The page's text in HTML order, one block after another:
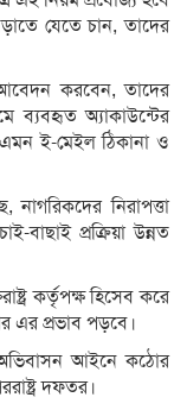
যেতে চান, তাদের
আবেদন করবেন, তাদের
ব্যবহৃত অ্যাকাউন্টের
ই-মেইল ঠিকানা ও
নাগরিকদের নিরাপত্তা
প্রক্রিয়া উন্নত
কর্তৃপক্ষ হিসেব করে
এর প্রভাব পড়বে।
অভিবাসন আইনে কঠোর
দফতর।